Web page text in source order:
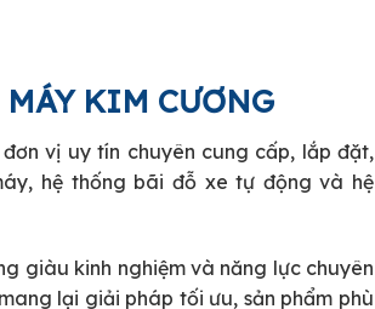
KIM CƯƠNG
vị uy tín chuyên cung cấp, lắp đặt,
hệ thống bãi đỗ xe tự động và hệ
giàu kinh nghiệm và năng lực chuyên
lại giải pháp tối ưu, sản phẩm phù